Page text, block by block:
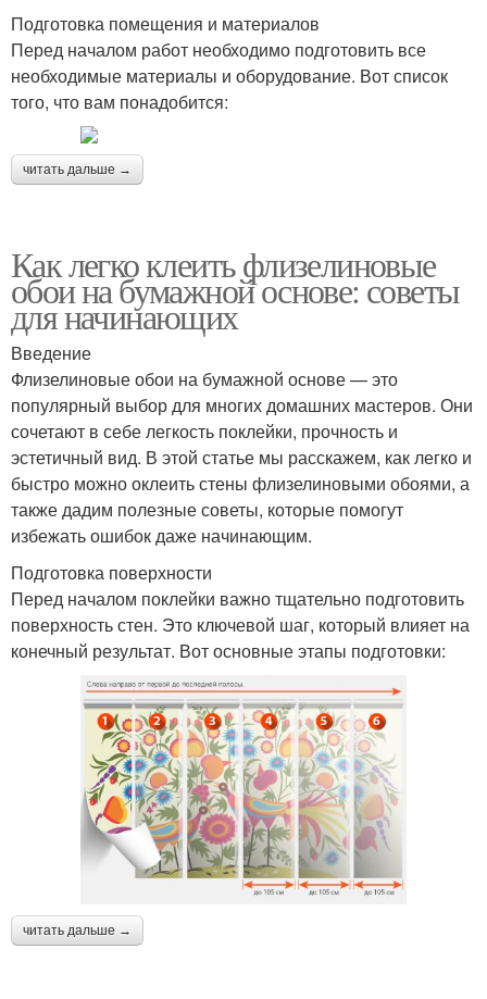
Подготовка помещения и материалов
Перед началом работ необходимо подготовить все
необходимые материалы и оборудование. Вот список
того, что вам понадобится:
читать дальше →
Как легко клеить флизелиновые
обои на бумажной основе: советы
для начинающих
Введение
Флизелиновые обои на бумажной основе — это
популярный выбор для многих домашних мастеров. Они
сочетают в себе легкость поклейки, прочность и
эстетичный вид. В этой статье мы расскажем, как легко и
быстро можно оклеить стены флизелиновыми обоями, а
также дадим полезные советы, которые помогут
избежать ошибок даже начинающим.
Подготовка поверхности
Перед началом поклейки важно тщательно подготовить
поверхность стен. Это ключевой шаг, который влияет на
конечный результат. Вот основные этапы подготовки:
читать дальше →